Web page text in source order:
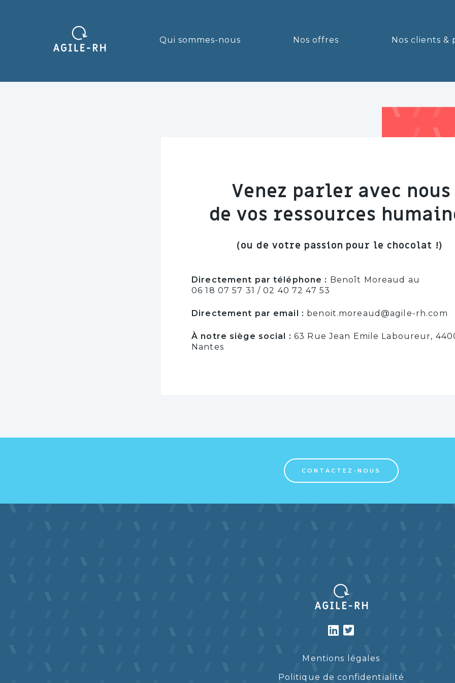
Qui sommes-nous Nos offres Nos clients &
Venez parler avec nous
de vos ressources
(ou de votre passion pour le chocolat !)
Directement par téléphone : Benoît Moreaud au
06 18 07 57 31 / 02 40 72 47 53
Directement par email : benoit.moreaud@agile-rh.com
À notre siège social : 63 Rue Jean Emile Laboureur,
Nantes
CONTACTEZ-NOUS
Mentions légales
Politique de confidentialité